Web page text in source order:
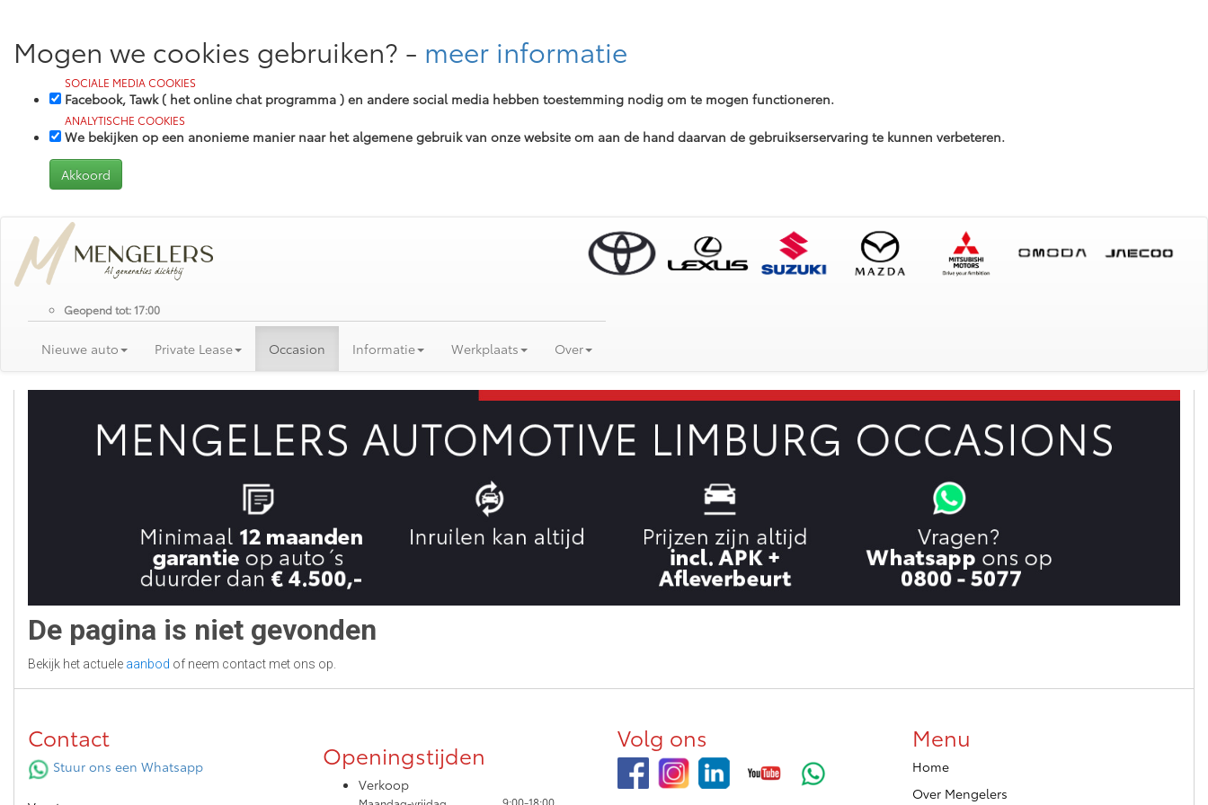
Mogen we cookies gebruiken? - meer informatie
SOCIALE MEDIA COOKIES
Facebook, Tawk ( het online chat programma ) en andere social media hebben toestemming nodig om te mogen functioneren.
ANALYTISCHE COOKIES
We bekijken op een anonieme manier naar het algemene gebruik van onze website om aan de hand daarvan de gebruikserservaring te kunnen verbeteren.
Geopend tot: 17:00
Nieuwe auto Private Lease Occasion Informatie Werkplaats Over
De pagina is niet gevonden
Bekijk het actuele aanbod of neem contact met ons op.
Contact
Stuur ons een Whatsapp Openingstijden
Verkoop
Volg ons Menu
Home
Over Mengelers